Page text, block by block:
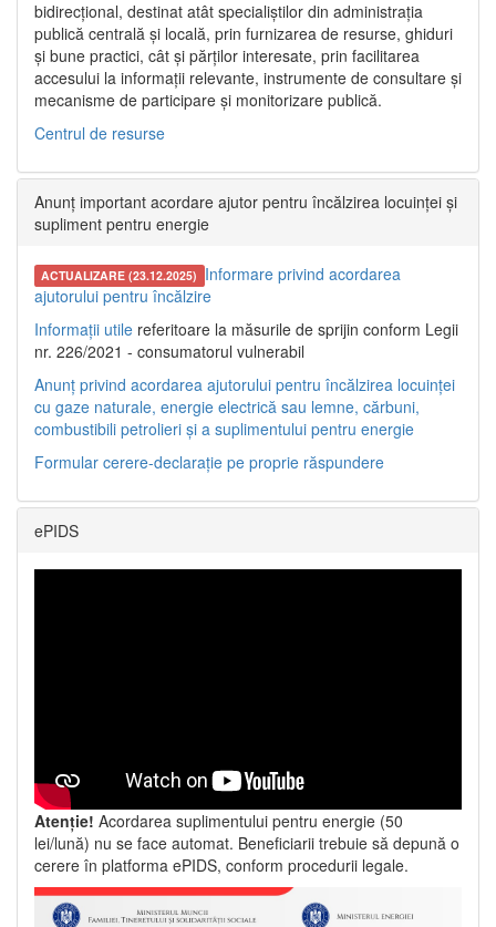
bidirecțional, destinat atât specialiștilor din administrația
publică centrală și locală, prin furnizarea de resurse, ghiduri
și bune practici, cât și părților interesate, prin facilitarea
accesului la informații relevante, instrumente de consultare și
mecanisme de participare și monitorizare publică.
Centrul de resurse
Anunț important acordare ajutor pentru încălzirea locuinței și
supliment pentru energie
ACTUALIZARE (23.12.2025) Informare privind acordarea
ajutorului pentru încălzire
Informații utile referitoare la măsurile de sprijin conform Legii
nr. 226/2021 - consumatorul vulnerabil
Anunț privind acordarea ajutorului pentru încălzirea locuinței
cu gaze naturale, energie electrică sau lemne, cărbuni,
combustibili petrolieri și a suplimentului pentru energie
Formular cerere-declarație pe proprie răspundere
ePIDS
Atenție! Acordarea suplimentului pentru energie (50
lei/lună) nu se face automat. Beneficiarii trebuie să depună o
cerere în platforma ePIDS, conform procedurii legale.